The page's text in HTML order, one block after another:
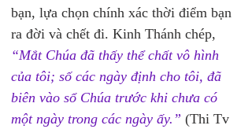
bạn, lựa chọn chính xác thời điểm bạn
ra đời và chết đi. Kinh Thánh chép,
“Mắt Chúa đã thấy thể chất vô hình
của tôi; số các ngày định cho tôi, đã
biên vào sổ Chúa trước khi chưa có
một ngày trong các ngày ấy.” (Thi Tv